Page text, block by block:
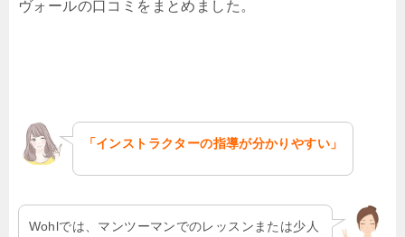
ヴォールの口コミをまとめました。
「インストラクターの指導が分かりやすい」
Wohlでは、マンツーマンでのレッスンまたは少人